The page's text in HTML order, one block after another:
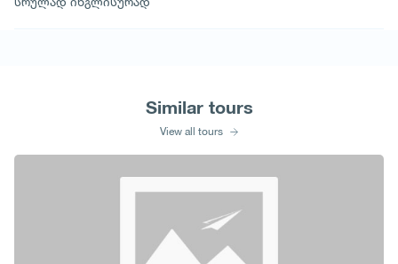
Similar tours
View all tours